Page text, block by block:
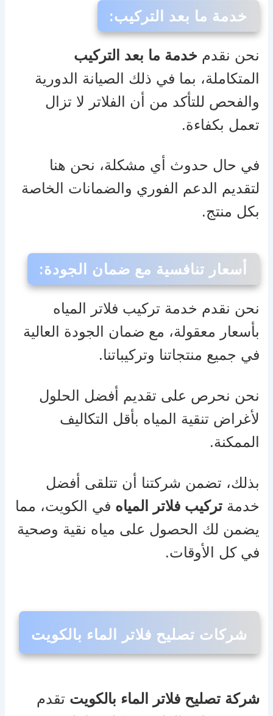
خدمة ما بعد التركيب:
نحن نقدم خدمة ما بعد التركيب
المتكاملة، بما في ذلك الصيانة الدورية
والفحص للتأكد من أن الفلاتر لا تزال
تعمل بكفاءة.
في حال حدوث أي مشكلة، نحن هنا
لتقديم الدعم الفوري والضمانات الخاصة
بكل منتج.
أسعار تنافسية مع ضمان الجودة:
نحن نقدم خدمة تركيب فلاتر المياه
بأسعار معقولة، مع ضمان الجودة العالية
في جميع منتجاتنا وتركيباتنا.
نحن نحرص على تقديم أفضل الحلول
لأغراض تنقية المياه بأقل التكاليف
الممكنة.
بذلك، تضمن شركتنا أن تتلقى أفضل
خدمةتركيب فلاتر المياه في الكويت، مما
يضمن لك الحصول على مياه نقية وصحية
في كل الأوقات.
شركات تصليح فلاتر الماء بالكويت
شركة تصليح فلاتر الماء بالكويت تقدم